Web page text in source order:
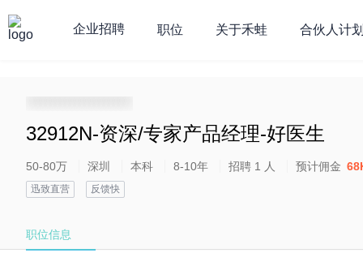
企业招聘 职位 关于禾蛙 合伙人计
32912N-资深/专家产品经理-好医生
50-80万 深圳 本科 8-10年 招聘 1 人 预计佣金
迅致直营 反馈快
职位信息